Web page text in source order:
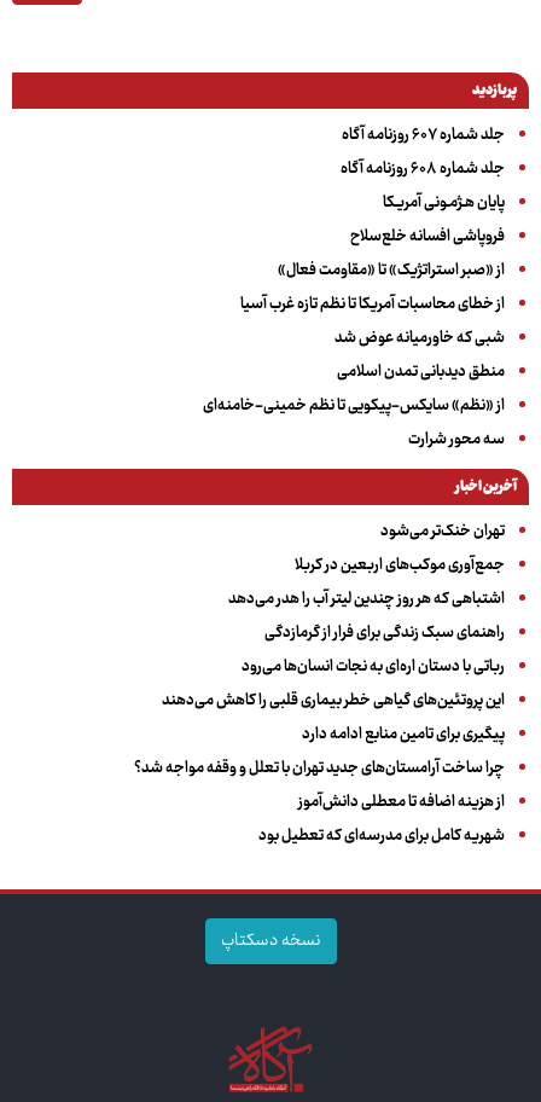
پربازدید
جلد شماره ۶۰۷ روزنامه آگاه
جلد شماره ۶۰۸ روزنامه آگاه
پایان هـژمـونی آمریـکا
فروپاشی افسانه خلع‌سلاح
از «صبر استراتژیک» تا «مقاومت فعال»
از خطای محاسبات آمریکا تا نظم تازه غرب آسیا
شبی که خاورمیانه عوض شد
منطق دیدبانی تمدن اسلامی
از «نظم» سایکس-پیکویی تا نظم خمینی-خامنه‌ای
سه‌ محور شرارت
آخرین اخبار
تهران خنک‌تر می‌شود
جمع‌آوری موکب‌های اربعین در کربلا
اشتباهی که هر روز چندین لیتر آب را هدر می‌دهد
راهنمای سبک زندگی برای فرار از گرمازدگی
رباتی با دستان اره‌ای به نجات انسان‌ها می‌رود
این پروتئین‌های گیاهی خطر بیماری قلبی را کاهش می‌دهند
پیگیری برای تامین منابع ادامه دارد
چرا ساخت آرامستان‌های جدید تهران با تعلل و وقفه مواجه شد؟
از هزینه اضافه تا معطلی دانش‌آموز
شهریه کامل برای مدرسه‌ای که تعطیل بود
نسخه دسکتاپ